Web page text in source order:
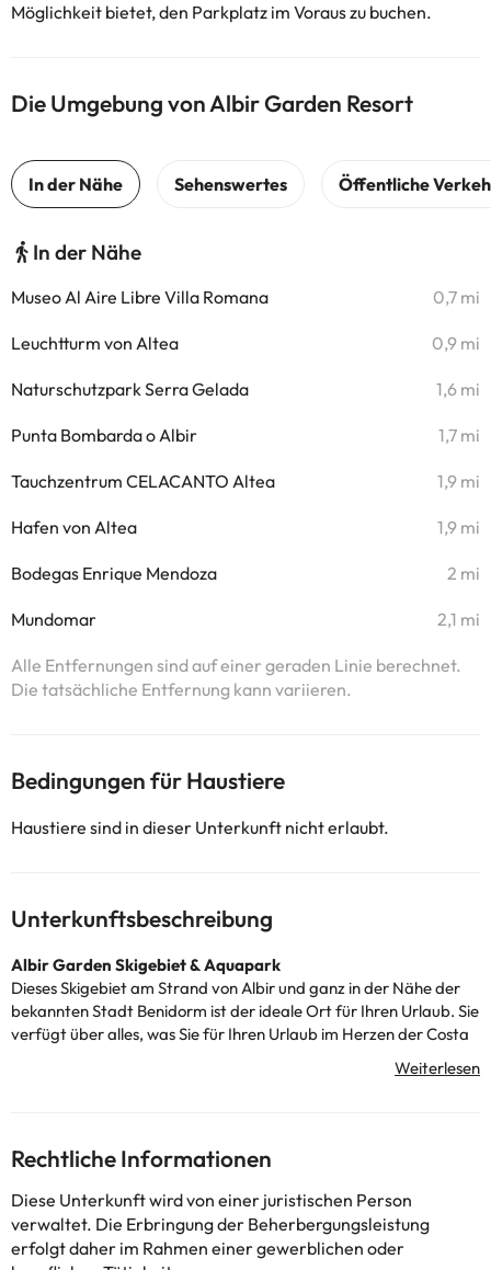
Möglichkeit bietet, den Parkplatz im Voraus zu buchen.
Die Umgebung von Albir Garden Resort
In der Nähe
Museo Al Aire Libre Villa Romana 0,7 mi
Leuchtturm von Altea 0,9 mi
Naturschutzpark Serra Gelada 1,6 mi
Punta Bombarda o Albir 1,7 mi
Tauchzentrum CELACANTO Altea 1,9 mi
Hafen von Altea 1,9 mi
Bodegas Enrique Mendoza 2 mi
Mundomar 2,1 mi
Alle Entfernungen sind auf einer geraden Linie berechnet.
Die tatsächliche Entfernung kann variieren.
Bedingungen für Haustiere
Haustiere sind in dieser Unterkunft nicht erlaubt.
Unterkunftsbeschreibung
Albir Garden Skigebiet & Aquapark
Dieses Skigebiet am Strand von Albir und ganz in der Nähe der
bekannten Stadt Benidorm ist der ideale Ort für Ihren Urlaub. Sie
verfügt über alles, was Sie für Ihren Urlaub im Herzen der Costa
Hier finden Sie eine 24-Stunden-Rezeption, Klimaanlage und
über die Region.
Alle Zimmer sind mit allem ausgestattet, was Sie für Ihre Erholung
und Ihren Komfort während Ihres Urlaubs benötigen. Sie
verfügen über ein Schlafzimmer mit einem oder zwei Betten
sowie ein Schlafsofa im Wohnzimmer, Fernseher, Telefon,
kostenlosen WLAN-Anschluss, Klimaanlage und Heizung sowie
Rechtliche Informationen
Diese Unterkunft wird von einer juristischen Person
verwaltet. Die Erbringung der Beherbergungsleistung
erfolgt daher im Rahmen einer gewerblichen oder